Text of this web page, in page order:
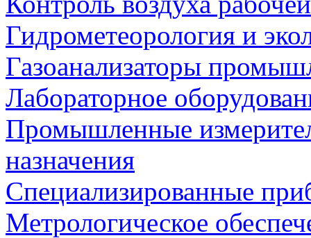
Гидрометеорология и
Газоанализаторы
Лабораторное
Промышленные
назначения
Специализированные
Метрологическое